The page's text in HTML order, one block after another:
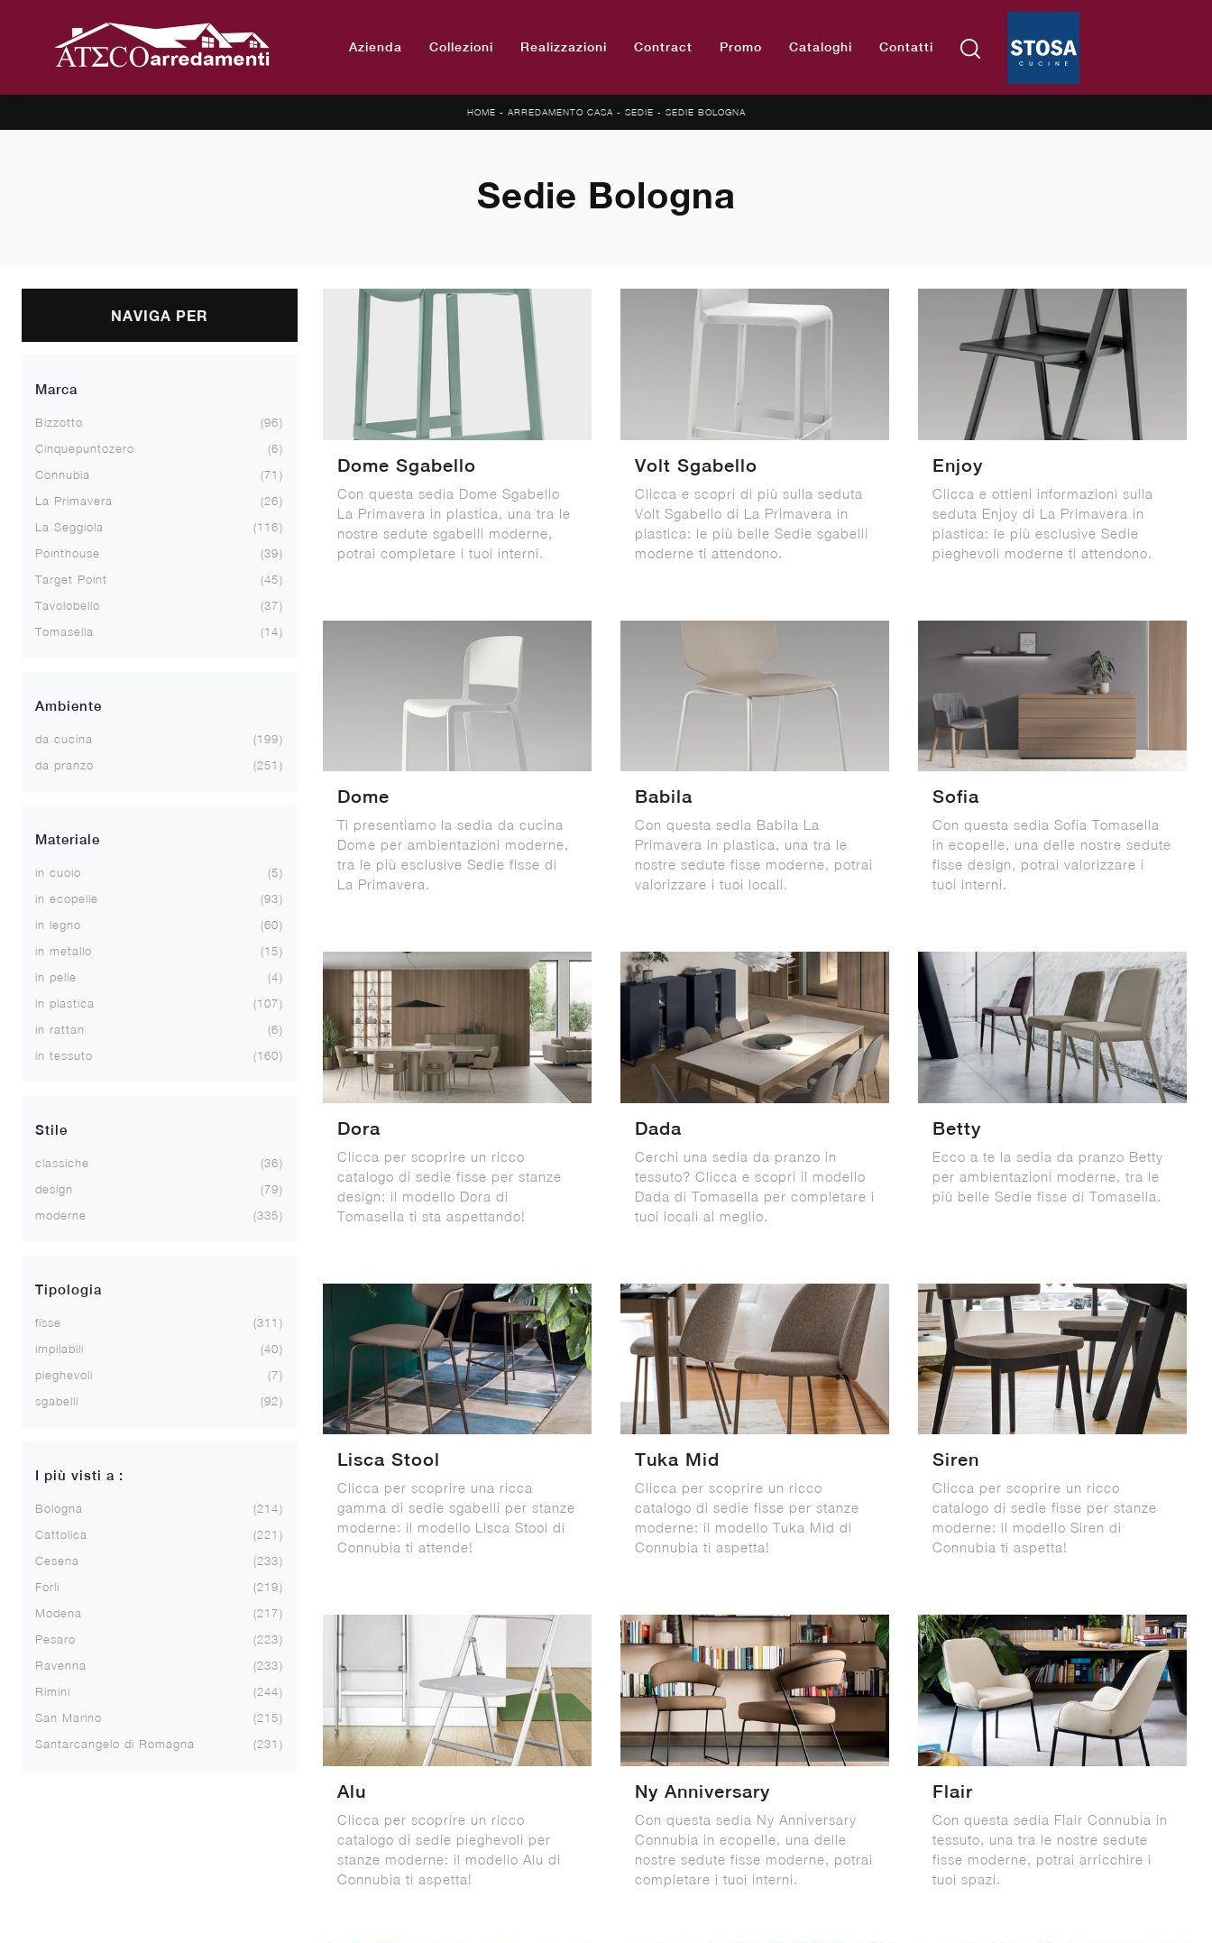
Azienda Collezioni Realizzazioni Contract Promo Cataloghi Contatti
HOME - ARREDAMENTO CASA - SEDIE - SEDIE BOLOGNA
Sedie Bologna
NAVIGA PER
Marca
Bizzotto
96
Cinquepuntozero
6
Connubia
71
La Primavera
26
La Seggiola
116
Pointhouse
39
Target Point
45
Tavolobello
37
Tomasella
14
Ambiente
da cucina
199
da pranzo
251
Materiale
in cuoio
5
in ecopelle
93
in legno
60
in metallo
15
in pelle
4
in plastica
107
in rattan
6
in tessuto
160
Stile
classiche
36
design
79
moderne
335
Tipologia
fisse
311
impilabili
40
pieghevoli
7
sgabelli
92
I più visti a :
Bologna
214
Cattolica
221
Cesena
233
Forlì
219
Modena
217
Pesaro
223
Ravenna
233
Rimini
244
San Marino
215
Santarcangelo di Romagna
231
Dome Sgabello
Con questa sedia Dome Sgabello
La Primavera in plastica, una tra le
nostre sedute sgabelli moderne,
potrai completare i tuoi interni.
Volt Sgabello
Clicca e scopri di più sulla seduta
Volt Sgabello di La Primavera in
plastica: le più belle Sedie sgabelli
moderne ti attendono.
Enjoy
Clicca e ottieni informazioni sulla
seduta Enjoy di La Primavera in
plastica: le più esclusive Sedie
pieghevoli moderne ti attendono.
Dome
Ti presentiamo la sedia da cucina
Dome per ambientazioni moderne,
tra le più esclusive Sedie fisse di
La Primavera.
Babila
Con questa sedia Babila La
Primavera in plastica, una tra le
nostre sedute fisse moderne, potrai
valorizzare i tuoi locali.
Sofia
Con questa sedia Sofia Tomasella
in ecopelle, una delle nostre sedute
fisse design, potrai valorizzare i
tuoi interni.
Dora
Clicca per scoprire un ricco
catalogo di sedie fisse per stanze
design: il modello Dora di
Tomasella ti sta aspettando!
Dada
Cerchi una sedia da pranzo in
tessuto? Clicca e scopri il modello
Dada di Tomasella per completare i
tuoi locali al meglio.
Betty
Ecco a te la sedia da pranzo Betty
per ambientazioni moderne, tra le
più belle Sedie fisse di Tomasella.
Lisca Stool
Clicca per scoprire una ricca
gamma di sedie sgabelli per stanze
moderne: il modello Lisca Stool di
Connubia ti attende!
Tuka Mid
Clicca per scoprire un ricco
catalogo di sedie fisse per stanze
moderne: il modello Tuka Mid di
Connubia ti aspetta!
Siren
Clicca per scoprire un ricco
catalogo di sedie fisse per stanze
moderne: il modello Siren di
Connubia ti aspetta!
Alu
Clicca per scoprire un ricco
catalogo di sedie pieghevoli per
stanze moderne: il modello Alu di
Connubia ti aspetta!
Ny Anniversary
Con questa sedia Ny Anniversary
Connubia in ecopelle, una delle
nostre sedute fisse moderne, potrai
completare i tuoi interni.
Flair
Con questa sedia Flair Connubia in
tessuto, una tra le nostre sedute
fisse moderne, potrai arricchire i
tuoi spazi.